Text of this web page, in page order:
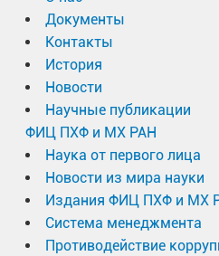
Дмитриев А.И.
,
С.И., Мягков В.Г.
ферромагнитного
исследования. 2019,
Англоязычная версия.
Dmitriev A.I., Kulikov
V.G. Magnetic
Документы
Контакты
История
Новости
Научные публикации
ФИЦ ПХФ и МХ РАН
Наука от первого лица
Новости из мира науки
Издания ФИЦ ПХФ и МХ
Система менеджмента
Противодействие